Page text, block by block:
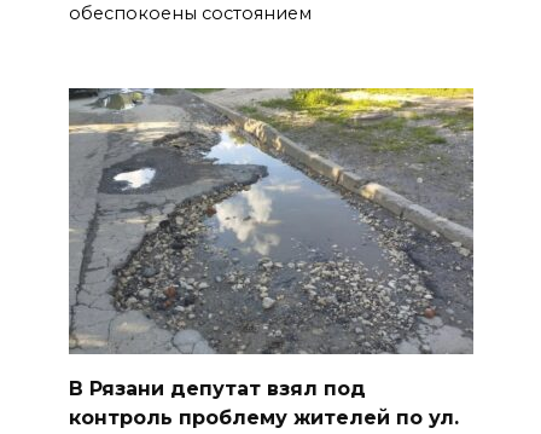
обеспокоены состоянием
В Рязани депутат взял под
контроль проблему жителей по ул.